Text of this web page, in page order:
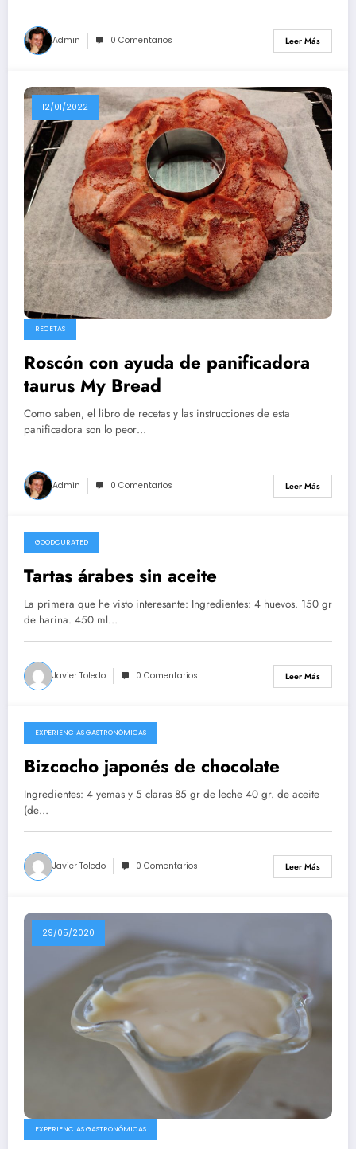
Admin 0 Comentarios Leer Más
12/01/2022
RECETAS
Roscón con ayuda de panificadora
taurus My Bread
Como saben, el libro de recetas y las instrucciones de esta
panificadora son lo peor…
Admin 0 Comentarios Leer Más
21/02/2021
GOODCURATED
Tartas árabes sin aceite
La primera que he visto interesante: Ingredientes: 4 huevos. 150 gr
de harina. 450 ml…
Javier Toledo 0 Comentarios Leer Más
10/08/2020
EXPERIENCIAS GASTRONÓMICAS
Bizcocho japonés de chocolate
Ingredientes: 4 yemas y 5 claras 85 gr de leche 40 gr. de aceite
(de…
Javier Toledo 0 Comentarios Leer Más
29/05/2020
EXPERIENCIAS GASTRONÓMICAS